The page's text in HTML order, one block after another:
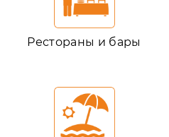
Рестораны и бары